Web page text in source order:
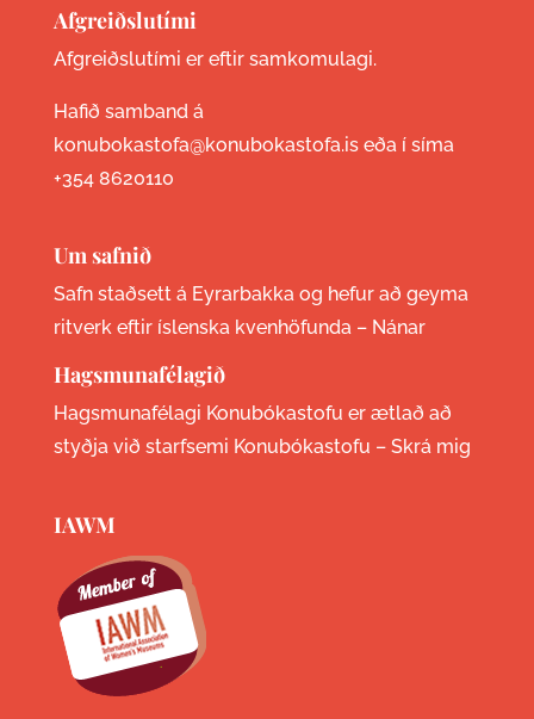
Afgreiðslutími
Afgreiðslutími er eftir samkomulagi.
Hafið samband á
konubokastofa@konubokastofa.is eða í síma
+354 8620110
Um safnið
Safn staðsett á Eyrarbakka og hefur að geyma
ritverk eftir íslenska kvenhöfunda – Nánar
Hagsmunafélagið
Hagsmunafélagi Konubókastofu er ætlað að
styðja við starfsemi Konubókastofu – Skrá mig
IAWM